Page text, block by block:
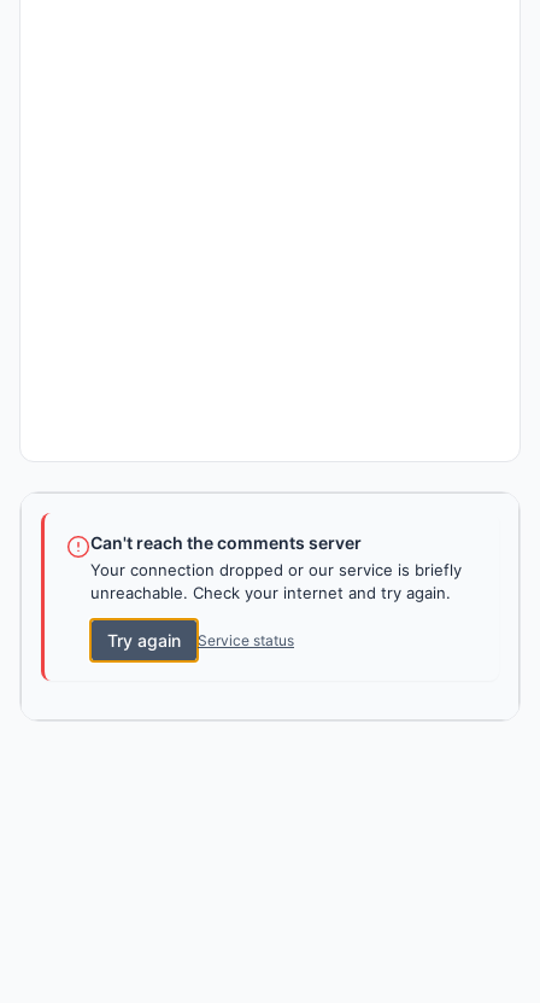
Can't reach the comments server
Your connection dropped or our service is briefly
unreachable. Check your internet and try again.
Try again Service status